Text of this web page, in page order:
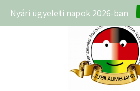
Nyári ügyeleti napok 2026-ban